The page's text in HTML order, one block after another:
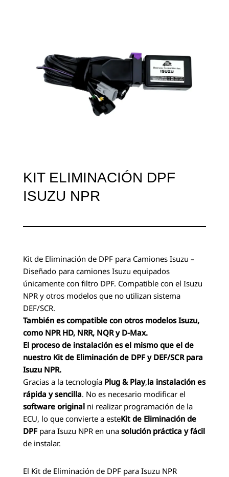
KIT ELIMINACIÓN DPF
ISUZU NPR
Kit de Eliminación de DPF para Camiones Isuzu –
Diseñado para camiones Isuzu equipados
únicamente con filtro DPF. Compatible con el Isuzu
NPR y otros modelos que no utilizan sistema
DEF/SCR.
También es compatible con otros modelos Isuzu,
como NPR HD, NRR, NQR y D-Max.
El proceso de instalación es el mismo que el de
nuestro Kit de Eliminación de DPF y DEF/SCR para
Isuzu NPR.
Gracias a la tecnología Plug & Play,la instalación es
rápida y sencilla. No es necesario modificar el
software original ni realizar programación de la
ECU, lo que convierte a esteKit de Eliminación de
DPFpara Isuzu NPR en una solución práctica y fácil
de instalar.
El Kit de Eliminación de DPF para Isuzu NPR